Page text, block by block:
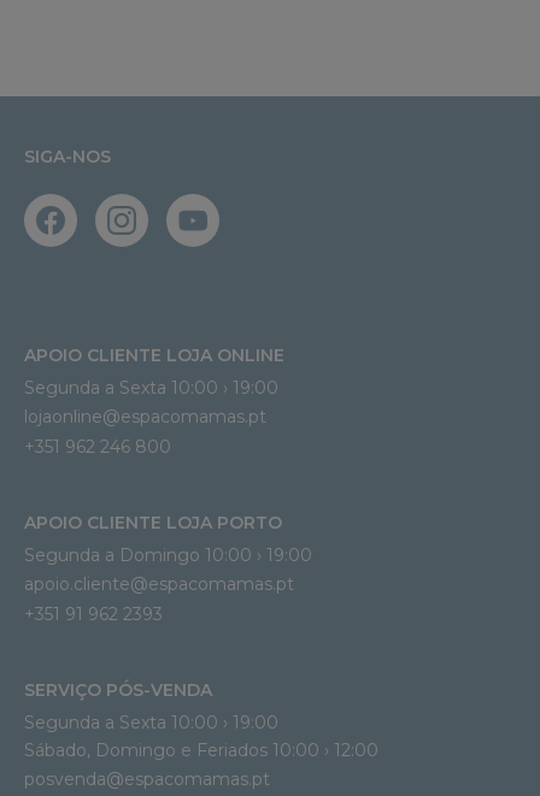
SIGA-NOS
APOIO CLIENTE LOJA ONLINE
Segunda a Sexta 10:00 › 19:00
lojaonline@espacomamas.pt
+351 962 246 800
APOIO CLIENTE LOJA PORTO
Segunda a Domingo 10:00 › 19:00
apoio.cliente@espacomamas.pt
+351 91 962 2393
SERVIÇO PÓS-VENDA
Segunda a Sexta 10:00 › 19:00
Sábado, Domingo e Feriados 10:00 › 12:00
posvenda@espacomamas.pt